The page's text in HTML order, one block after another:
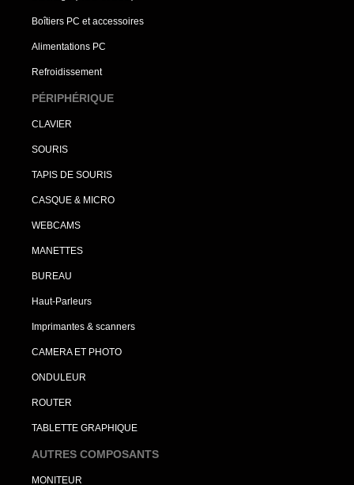
Boîtiers PC et accessoires
Alimentations PC
Refroidissement
PÉRIPHÉRIQUE
CLAVIER
SOURIS
TAPIS DE SOURIS
CASQUE & MICRO
WEBCAMS
MANETTES
BUREAU
Haut-Parleurs
Imprimantes & scanners
CAMERA ET PHOTO
ONDULEUR
ROUTER
TABLETTE GRAPHIQUE
AUTRES COMPOSANTS
MONITEUR